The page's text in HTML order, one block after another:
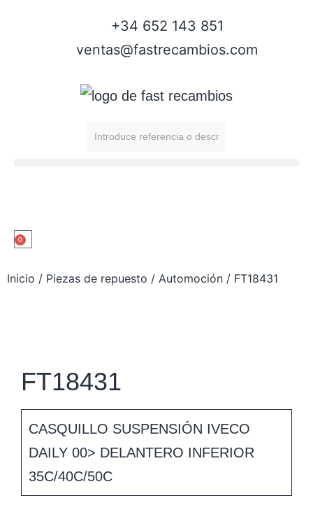
+34 652 143 851
ventas@fastrecambios.com
0
Inicio / Piezas de repuesto / Automoción / FT18431
FT18431
CASQUILLO SUSPENSIÓN IVECO
DAILY 00> DELANTERO INFERIOR
35C/40C/50C